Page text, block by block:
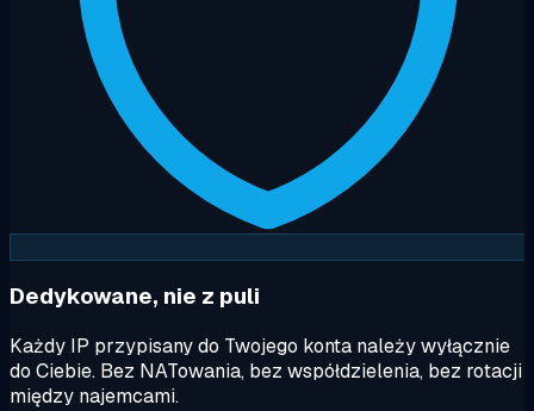
Dedykowane, nie z puli
Każdy IP przypisany do Twojego konta należy wyłącznie
do Ciebie. Bez NATowania, bez współdzielenia, bez rotacji
między najemcami.